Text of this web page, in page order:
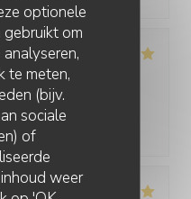
optionele
om
te meten,
(bijv.
sociale
of
weer
: 5 /5 Kwaliteit / Prijs